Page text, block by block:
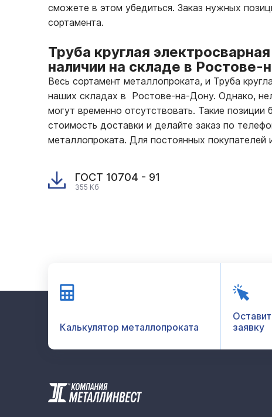
сможете в этом убедиться. Заказ нужных
сортамента.
Труба круглая
наличии на складе в Ростове-
Весь сортамент металлопроката, и Труба
наших складах в Ростове-на-Дону. Однако,
могут временно отсутствовать. Такие
стоимость доставки и делайте заказ по
металлопроката. Для постоянных
ГОСТ 10704 - 91
355 Кб
Калькулятор металлопроката
заявку